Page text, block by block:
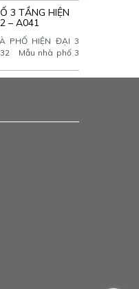
3 TẦNG HIỆN
– A041
PHỐ HIỆN ĐẠI 3
Mẫu nhà phố 3